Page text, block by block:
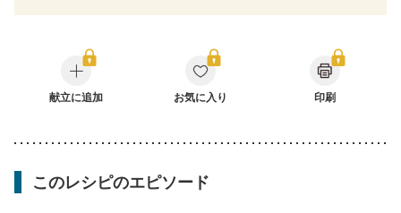
乳がん（ホルモン療法中）
乳がん（放射線治療中）
乳がん治療を終えた方・経過観察中の方など
食欲がない
産後（ミルク）
骨粗しょう症
関節リウマチ
献立に追加 お気に入り 印刷
このレシピのエピソード